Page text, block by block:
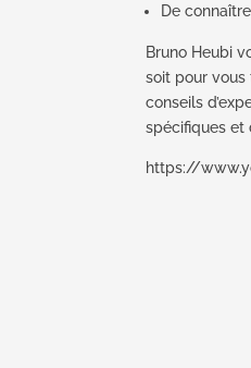
De
Bruno Heubi
soit pour vous
conseils
spécifiques et
https://